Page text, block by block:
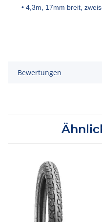
• 4,3m, 17mm breit,
Bewertungen